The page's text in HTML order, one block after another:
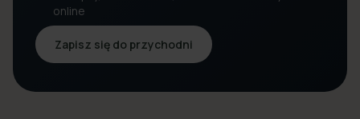
online
Zapisz się do przychodni